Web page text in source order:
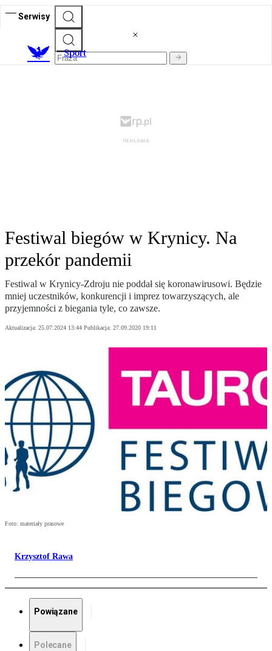
Serwisy
Sport
Festiwal biegów w Krynicy. Na
przekór pandemii
Festiwal w Krynicy-Zdroju nie poddał się koronawirusowi. Będzie
mniej uczestników, konkurencji i imprez towarzyszących, ale
przyjemności z biegania tyle, co zawsze.
Aktualizacja: 25.07.2024 13:44 Publikacja: 27.09.2020 19:11
Foto: materiały prasowe
Krzysztof Rawa
Powiązane
Polecane